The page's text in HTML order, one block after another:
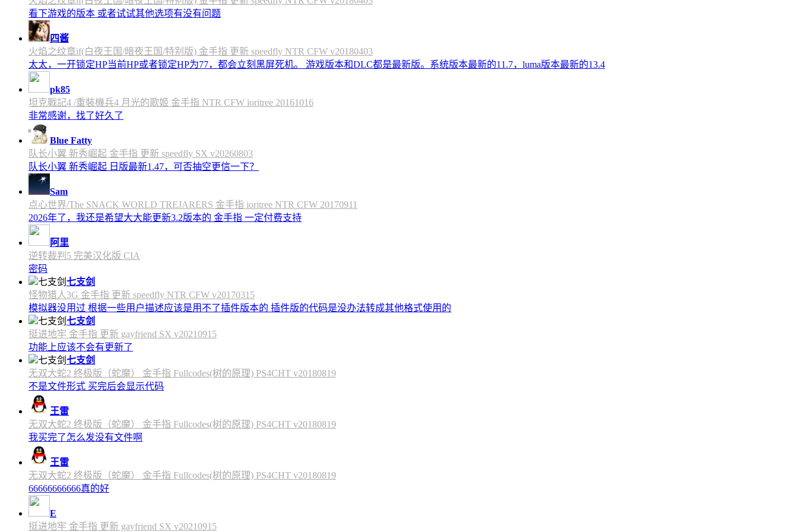
看下游戏的版本 或者试试其他选项有没有问题
四酱
火焰之纹章if(白夜王国/暗夜王国/特别版) 金手指 更新 speedfly NTR CFW v20180403
太太，一开锁定HP当前HP或者锁定HP为77，都会立刻黑屏死机。 游戏版本和DLC都是最新版。系统版本最新的11.7，luma版本最新的13.4
pk85
坦克戰記4 /重裝機兵4 月光的歌姬 金手指 NTR CFW ioritree 20161016
非常感谢，找了好久了
Blue Fatty
队长小翼 新秀崛起 金手指 更新 speedfly SX v20260803
队长小翼 新秀崛起 日版最新1.47，可否抽空更信一下？
Sam
点心世界/The SNACK WORLD TREJARERS 金手指 ioritree NTR CFW 20170911
2026年了，我还是希望大大能更新3.2版本的 金手指 一定付费支持
阿里
逆转裁判5 完美汉化版 CIA
密码
七支剑
怪物猎人3G 金手指 更新 speedfly NTR CFW v20170315
模拟器没用过 根据一些用户描述应该是用不了插件版本的 插件版的代码是没办法转成其他格式使用的
七支剑
挺进地牢 金手指 更新 gayfriend SX v20210915
功能上应该不会有更新了
七支剑
无双大蛇2 终极版（蛇魔） 金手指 Fullcodes(树的原理) PS4CHT v20180819
不是文件形式 买完后会显示代码
王雷
无双大蛇2 终极版（蛇魔） 金手指 Fullcodes(树的原理) PS4CHT v20180819
我买完了怎么发没有文件啊
王雷
无双大蛇2 终极版（蛇魔） 金手指 Fullcodes(树的原理) PS4CHT v20180819
66666666666真的好
E
挺进地牢 金手指 更新 gayfriend SX v20210915